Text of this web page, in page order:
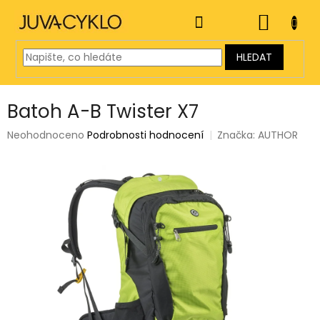
obsah
HLEDAT
KOŠÍK
Batoh A-B Twister X7
Průměrné
Neohodnoceno Podrobnosti hodnocení Značka:AUTHOR